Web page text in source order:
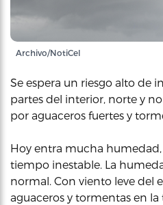
Archivo/NotiCel
Se espera un riesgo alto de
partes del interior, norte y
por aguaceros fuertes y
Hoy entra mucha
tiempo inestable. La
normal. Con viento leve del
aguaceros y tormentas en